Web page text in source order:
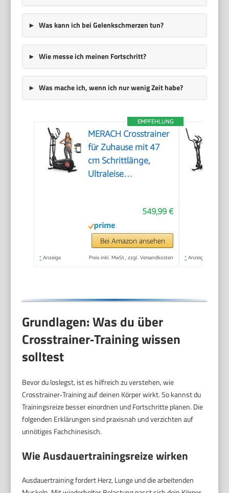
Was kann ich bei Gelenkschmerzen tun?
Wie messe ich meinen Fortschritt?
Was mache ich, wenn ich nur wenig Zeit habe?
EMPFEHLUNG
MERACH Crosstrainer
für Zuhause mit 47
cm Schrittlänge,
Ultraleise
Widerstandsstufen,
für Effektives
Ausdauertraining,
Eigener App,
549,99 €
Bei Amazon ansehen
* Anzeige Preis inkl. MwSt., zzgl. Versandkosten * Anzeige
Grundlagen: Was du über
Crosstrainer‑Training wissen
solltest
Bevor du loslegst, ist es hilfreich zu verstehen, wie
Crosstrainer‑Training auf deinen Körper wirkt. So kannst du
Trainingsreize besser einordnen und Fortschritte planen. Die
folgenden Erklärungen sind praxisnah und verzichten auf
unnötiges Fachchinesisch.
Wie Ausdauertrainingsreize wirken
Ausdauertraining fordert Herz, Lunge und die arbeitenden